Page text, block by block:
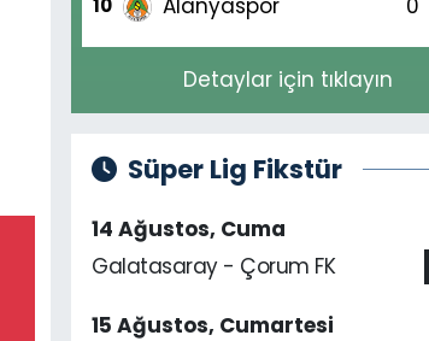
10
Detaylar için tıklayın
Süper Lig Fikstür
14 Ağustos, Cuma
Galatasaray - Çorum FK
15 Ağustos, Cumartesi